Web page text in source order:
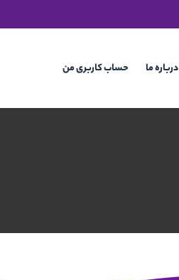
درباره ما حساب کاربری من